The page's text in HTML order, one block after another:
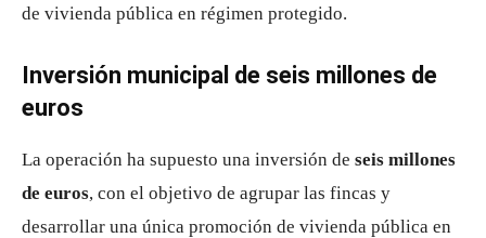
de vivienda pública en régimen protegido.
Inversión municipal de seis millones de
euros
La operación ha supuesto una inversión de seis millones
de euros, con el objetivo de agrupar las fincas y
desarrollar una única promoción de vivienda pública en